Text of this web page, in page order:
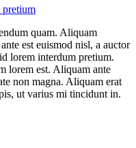
quam. Aliquam
est euismod nisl, a auctor
lorem interdum pretium.
lorem est. Aliquam ante
non magna. Aliquam erat
ut varius mi tincidunt in.